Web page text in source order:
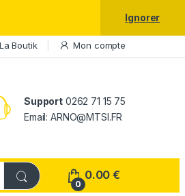
La Boutik Mon compte
Support0262 71 15 75
Email: ARNO@MTSI.FR
0
0.00€
Ignorer